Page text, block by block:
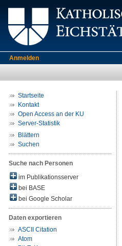
Anmelden
Startseite
Kontakt
Open Access an der KU
Server-Statistik
Blättern
Suchen
Suche nach Personen
im Publikationsserver
bei BASE
bei Google Scholar
Daten exportieren
ASCII Citation
Atom